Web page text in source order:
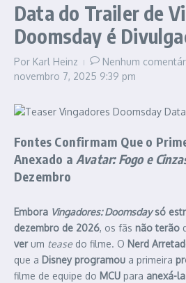
Data do Trailer de
Doomsday é
Por Karl Heinz
Nenhum
novembro 7, 2025 9:39 pm
Fontes Confirmam Que o
Anexado aAvatar: Fogo e
Dezembro
Embora Vingadores: Doomsday só
dezembro de 2026, os fãs não terão
verum tease do filme. O Nerd
que a Disney programou a primeira
filme de equipe do MCU para anexá-la